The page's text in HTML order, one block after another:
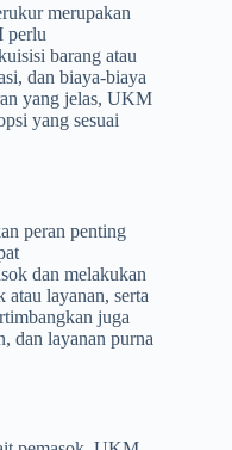
merupakan
perlu
barang atau
dan biaya-biaya
yang jelas, UKM
yang sesuai
peran penting
dan melakukan
layanan, serta
juga
dan layanan purna